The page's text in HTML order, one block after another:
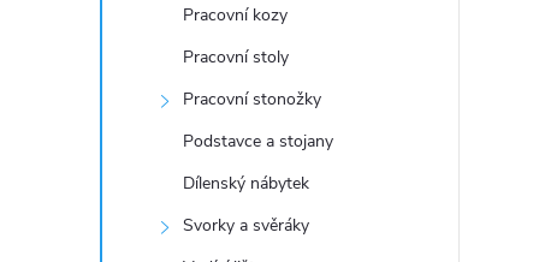
Pracovní kozy
Pracovní stoly
Pracovní stonožky
Podstavce a stojany
Dílenský nábytek
Svorky a svěráky